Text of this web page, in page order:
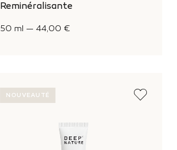
Reminéralisante
50 ml — 44,00 €
NOUVEAUTÉ